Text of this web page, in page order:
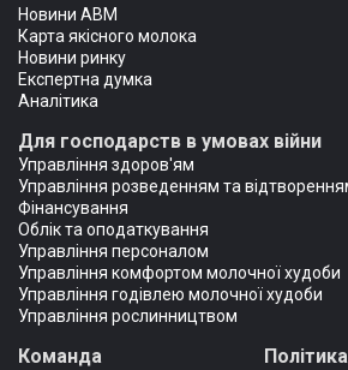
Новини АВМ
Карта якісного молока
Новини ринку
Експертна думка
Аналітика
Для господарств в умовах війни
Управління здоров'ям
Управління розведенням та
Фінансування
Облік та оподаткування
Управління персоналом
Управління комфортом молочної худоби
Управління годівлею молочної худоби
Управління рослинництвом
Команда